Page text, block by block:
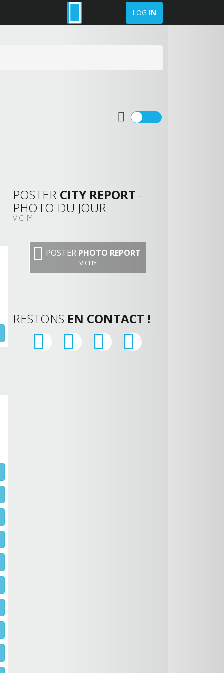
LOG IN
POSTER CITY REPORT -
PHOTO DU JOUR
VICHY
POSTER PHOTO REPORT
VICHY
RESTONS EN CONTACT !